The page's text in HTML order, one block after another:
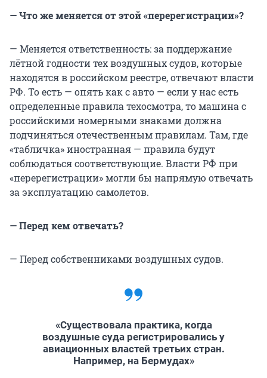
— Что же меняется от этой «перерегистрации»?
— Меняется ответственность: за поддержание
лётной годности тех воздушных судов, которые
находятся в российском реестре, отвечают власти
РФ. То есть — опять как с авто — если у нас есть
определенные правила техосмотра, то машина с
российскими номерными знаками должна
подчиняться отечественным правилам. Там, где
«табличка» иностранная — правила будут
соблюдаться соответствующие. Власти РФ при
«перерегистрации» могли бы напрямую отвечать
за эксплуатацию самолетов.
— Перед кем отвечать?
— Перед собственниками воздушных судов.
«Существовала практика, когда
воздушные суда регистрировались у
авиационных властей третьих стран.
Например, на Бермудах»